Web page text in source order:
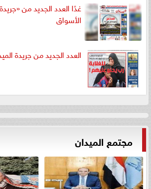
غدًا العدد الجديد من
الأسواق
العدد الجديد من جريدة
مجتمع الميدان